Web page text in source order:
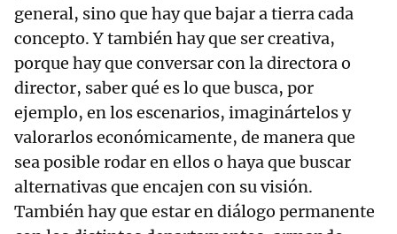
general, sino que hay que bajar a tierra cada
concepto. Y también hay que ser creativa,
porque hay que conversar con la directora o
director, saber qué es lo que busca, por
ejemplo, en los escenarios, imaginártelos y
valorarlos económicamente, de manera que
sea posible rodar en ellos o haya que buscar
alternativas que encajen con su visión.
También hay que estar en diálogo permanente